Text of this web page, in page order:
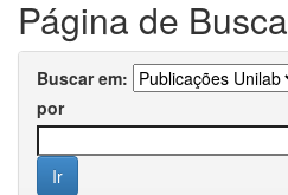
Página de Busca
Buscar em:
por